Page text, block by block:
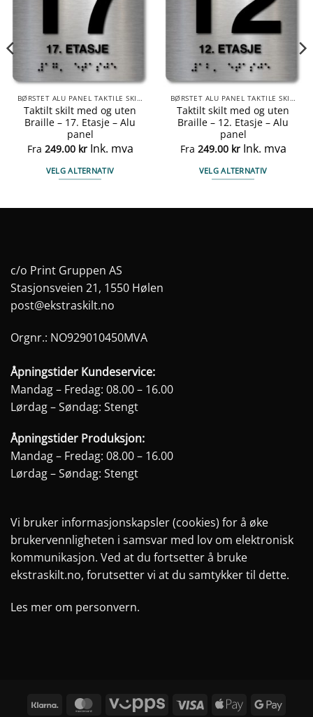
BØRSTET ALU PANEL TAKTILE SKILTER
Taktilt skilt med og uten
Braille – 17. Etasje – Alu
panel
Fra 249.00 kr Ink. mva
VELG ALTERNATIV
kan
velges
på
BØRSTET ALU PANEL TAKTILE SKILTER
Taktilt skilt med og uten
Braille – 12. Etasje – Alu
panel
Fra 249.00 kr Ink. mva
VELG ALTERNATIV
c/o Print Gruppen AS
Stasjonsveien 21, 1550 Hølen
post@ekstraskilt.no
Orgnr.: NO929010450MVA
Åpningstider Kundeservice:
Mandag – Fredag: 08.00 – 16.00
Lørdag – Søndag: Stengt
Åpningstider Produksjon:
Mandag – Fredag: 08.00 – 16.00
Lørdag – Søndag: Stengt
Vi bruker informasjonskapsler (cookies) for å øke
brukervennligheten i samsvar med lov om elektronisk
kommunikasjon. Ved at du fortsetter å bruke
ekstraskilt.no, forutsetter vi at du samtykker til dette.
Les mer om personvern.
Klarna MasterCard Vipps Visa
Apple
Google